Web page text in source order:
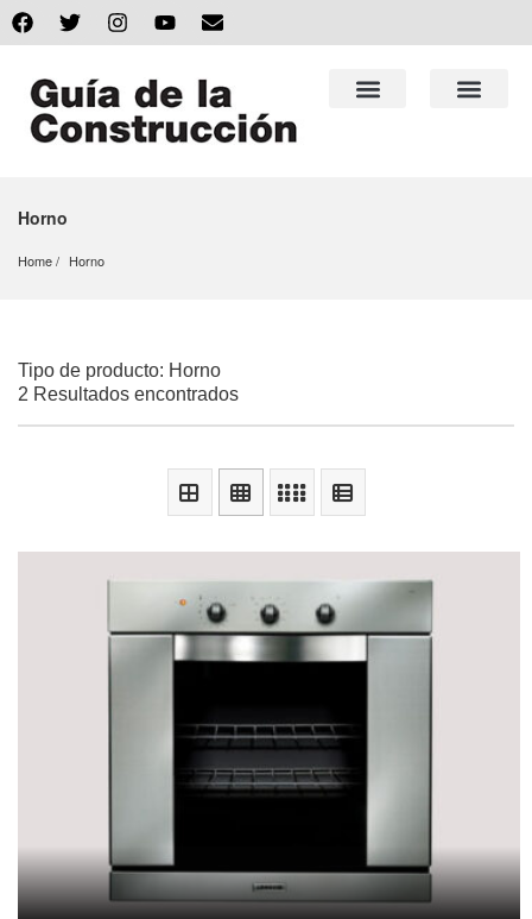
Horno
Home Horno
Tipo de producto: Horno
2 Resultados encontrados